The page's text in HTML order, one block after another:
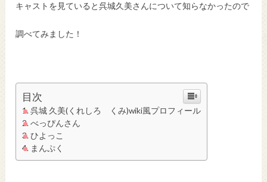
キャストを見ていると呉城久美さんについて知らなかったので
調べてみました！
目次
呉城 久美(くれしろ くみ)wiki風プロフィール
べっぴんさん
ひよっこ
まんぷく